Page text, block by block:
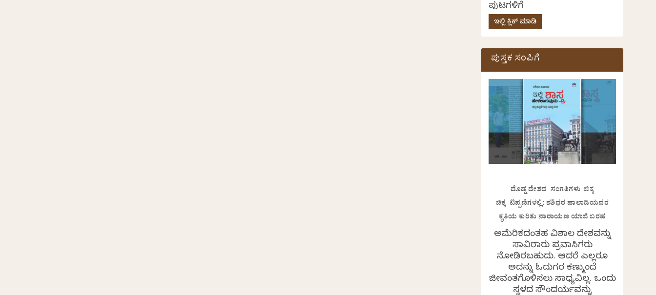
ಪುಟಗಳಿಗೆ
ಇಲ್ಲಿ ಕ್ಲಿಕ್ ಮಾಡಿ
ಪುಸ್ತಕ ಸಂಪಿಗೆ
ದೊಡ್ಡ ದೇಶದ ಸಂಗತಿಗಳು ಚಿಕ್ಕ
ಚಿಕ್ಕ ಟಿಪ್ಪಣಿಗಳಲ್ಲಿ: ಶಶಿಧರ ಹಾಲಾಡಿಯವರ
ಕೃತಿಯ ಕುರಿತು ನಾರಾಯಣ ಯಾಜಿ ಬರಹ
ಅಮೆರಿಕದಂತಹ ವಿಶಾಲ ದೇಶವನ್ನು
ಸಾವಿರಾರು ಪ್ರವಾಸಿಗರು
ನೋಡಿರಬಹುದು. ಆದರೆ ಎಲ್ಲರೂ
ಅದನ್ನು ಓದುಗರ ಕಣ್ಮುಂದೆ
ಜೀವಂತಗೊಳಿಸಲು ಸಾಧ್ಯವಿಲ್ಲ. ಒಂದು
ಸ್ಥಳದ ಸೌಂದರ್ಯವನ್ನು